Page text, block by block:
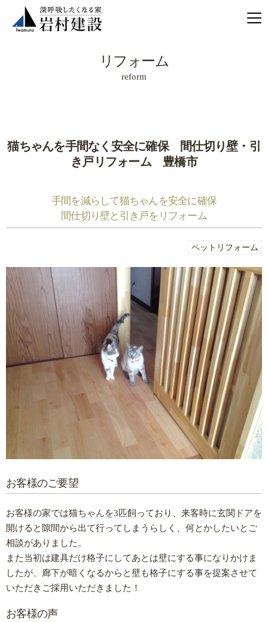
リフォーム
reform
猫ちゃんを手間なく安全に確保 間仕切り壁・引
き戸リフォーム 豊橋市
手間を減らして猫ちゃんを安全に確保
間仕切り壁と引き戸をリフォーム
ペットリフォーム
お客様のご要望
お客様の家では猫ちゃんを3匹飼っており、来客時に玄関ドアを
開けると隙間から出て行ってしまうらしく、何とかしたいとご
相談がありました。
また当初は建具だけ格子にしてあとは壁にする事になりかけま
したが、廊下が暗くなるからと壁も格子にする事を提案させて
いただきご採用いただきました！
お客様の声